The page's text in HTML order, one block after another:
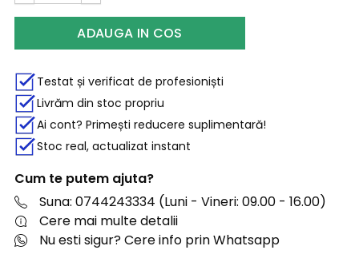
ADAUGA IN COS
Testat și verificat de profesioniști
Livrăm din stoc propriu
Ai cont? Primești reducere suplimentară!
Stoc real, actualizat instant
Cum te putem ajuta?
Suna: 0744243334 (Luni - Vineri: 09.00 - 16.00)
Cere mai multe detalii
Nu esti sigur? Cere info prin Whatsapp